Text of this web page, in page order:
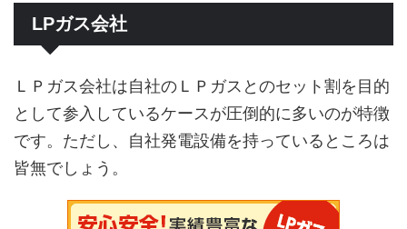
LPガス会社
ＬＰガス会社は自社のＬＰガスとのセット割を目的
として参入しているケースが圧倒的に多いのが特徴
です。ただし、自社発電設備を持っているところは
皆無でしょう。